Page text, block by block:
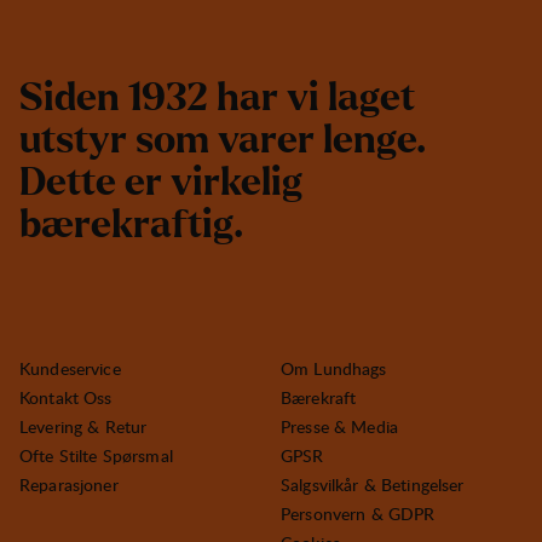
Siden 1932 har vi laget
utstyr som varer lenge.
Dette er virkelig
bærekraftig.
Kundeservice
Kontakt Oss
Levering & Retur
Ofte Stilte Spørsmal
Reparasjoner
Om Lundhags
Bærekraft
Presse & Media
GPSR
Salgsvilkår & Betingelser
Personvern & GDPR